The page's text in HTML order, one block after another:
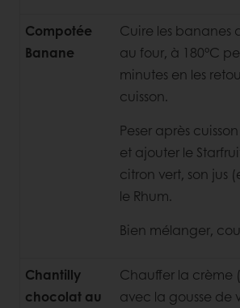
Compotée
Banane
Cuire les bananes
au four, à 180°C
minutes en les
cuisson.
Peser après
et ajouter le
citron vert, son jus
le Rhum.
Bien mélanger,
Chantilly
chocolat au
Chauffer la crème
avec la gousse de